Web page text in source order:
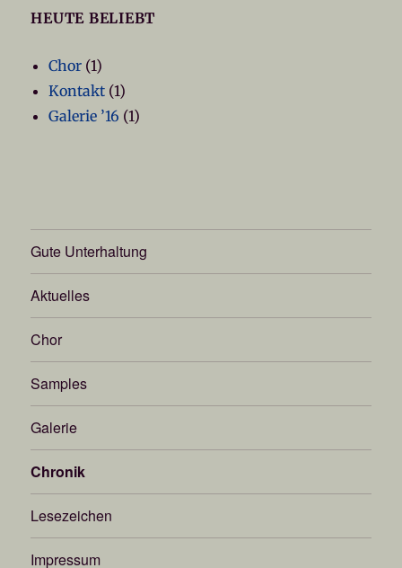
HEUTE BELIEBT
Chor (1)
Kontakt (1)
Galerie ’16 (1)
Gute Unterhaltung
Aktuelles
Chor
Samples
Galerie
Chronik
Lesezeichen
Impressum